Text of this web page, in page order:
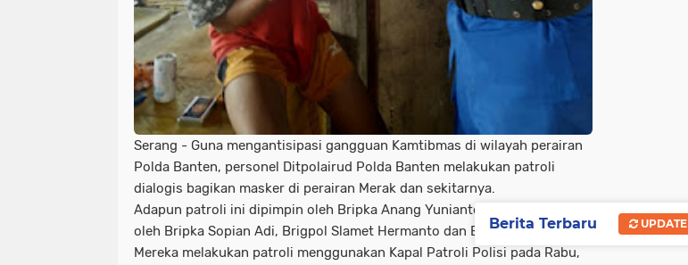
Serang - Guna mengantisipasi gangguan Kamtibmas di wilayah perairan
Polda Banten, personel Ditpolairud Polda Banten melakukan patroli
dialogis bagikan masker di perairan Merak dan sekitarnya.
Adapun patroli ini dipimpin oleh Bripka Anang Yunianto yang didampingi
oleh Bripka Sopian Adi, Brigpol Slamet Hermanto dan Briptu Irvan.
Mereka melakukan patroli menggunakan Kapal Patroli Polisi pada Rabu,
Berita Terbaru UPDATE